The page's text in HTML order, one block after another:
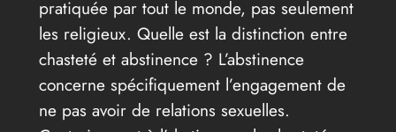
pratiquée par tout le monde, pas seulement
les religieux. Quelle est la distinction entre
chasteté et abstinence ? L’abstinence
concerne spécifiquement l’engagement de
ne pas avoir de relations sexuelles.